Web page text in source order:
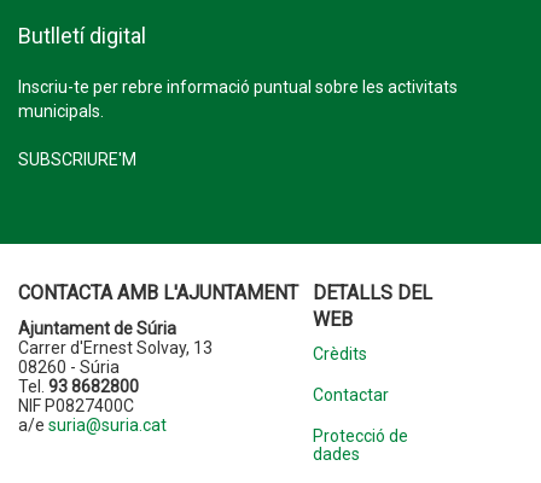
Butlletí digital
Inscriu-te per rebre informació puntual sobre les activitats
municipals.
SUBSCRIURE'M
CONTACTA AMB L'AJUNTAMENT
Ajuntament de Súria
Carrer d'Ernest Solvay, 13
08260 - Súria
Tel. 93 8682800
NIF P0827400C
a/e suria@suria.cat
DETALLS DEL
WEB
Crèdits
Contactar
Protecció de
dades